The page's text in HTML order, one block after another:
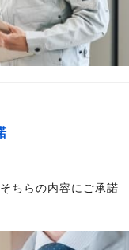
ちらの内容にご承諾